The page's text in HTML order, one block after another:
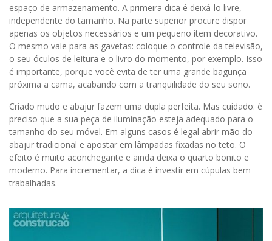
espaço de armazenamento. A primeira dica é deixá-lo livre,
independente do tamanho. Na parte superior procure dispor
apenas os objetos necessários e um pequeno item decorativo.
O mesmo vale para as gavetas: coloque o controle da televisão,
o seu óculos de leitura e o livro do momento, por exemplo. Isso
é importante, porque você evita de ter uma grande bagunça
próxima a cama, acabando com a tranquilidade do seu sono.
Criado mudo e abajur fazem uma dupla perfeita. Mas cuidado: é
preciso que a sua peça de iluminação esteja adequado para o
tamanho do seu móvel. Em alguns casos é legal abrir mão do
abajur tradicional e apostar em lâmpadas fixadas no teto. O
efeito é muito aconchegante e ainda deixa o quarto bonito e
moderno. Para incrementar, a dica é investir em cúpulas bem
trabalhadas.